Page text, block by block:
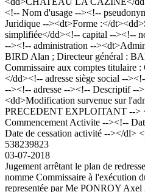
<!-- Nom d'usage --><!--
Juridique --><dt>Forme :</
simplifiée</dd><!-- capital --><!--
--><!-- administration --
BIRD Alan ; Directeur général :
Commissaire aux comptes
</dd><!-- adresse siège social --
--><!-- adresse --><!-- Descriptif --
<dd>Modification survenue sur
PRECEDENT EXPLOITANT -->
Commencement Activite --><!--
Date de cessation activité --></dl>
538239823
03-07-2018
Jugement arrêtant le plan de
nomme Commissaire à l'exécution
representée par Me PONROY